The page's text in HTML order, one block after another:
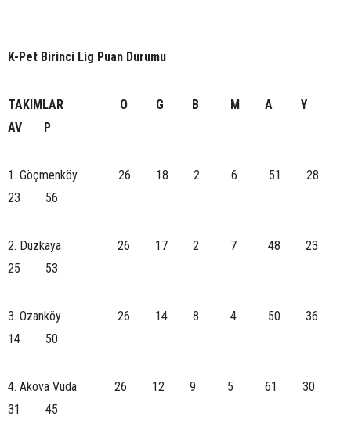
K-Pet Birinci Lig Puan Durumu
TAKIMLAR O G B M A Y
AV P
1. Göçmenköy 26 18 2 6 51 28
23 56
2. Düzkaya 26 17 2 7 48 23
25 53
3. Ozanköy 26 14 8 4 50 36
14 50
4. Akova Vuda 26 12 9 5 61 30
31 45